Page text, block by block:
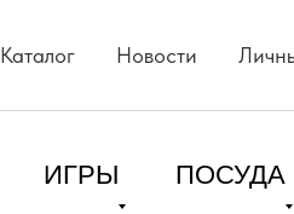
Каталог Новости
ИГРЫ ПОСУДА